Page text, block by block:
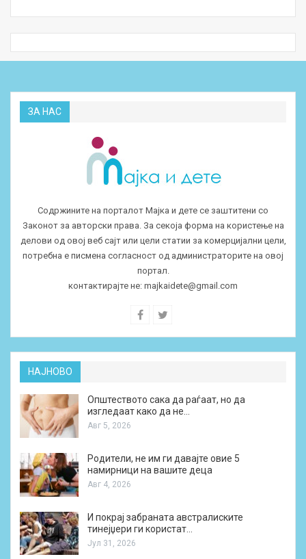
ЗА НАС
Содржините на порталот Мајка и дете се заштитени со
Законот за авторски права. За секоја форма на користење на
делови од овој веб сајт или цели статии за комерцијални цели,
потребна е писмена согласност од администраторите на овој
портал.
контактирајте не: majkaidete@gmail.com
НАЈНОВО
Општеството сака да раѓаат, но да
изгледаат како да не…
Авг 5, 2026
Родители, не им ги давајте овие 5
намирници на вашите деца
Авг 4, 2026
И покрај забраната австралиските
тинејџери ги користат…
Јул 31, 2026